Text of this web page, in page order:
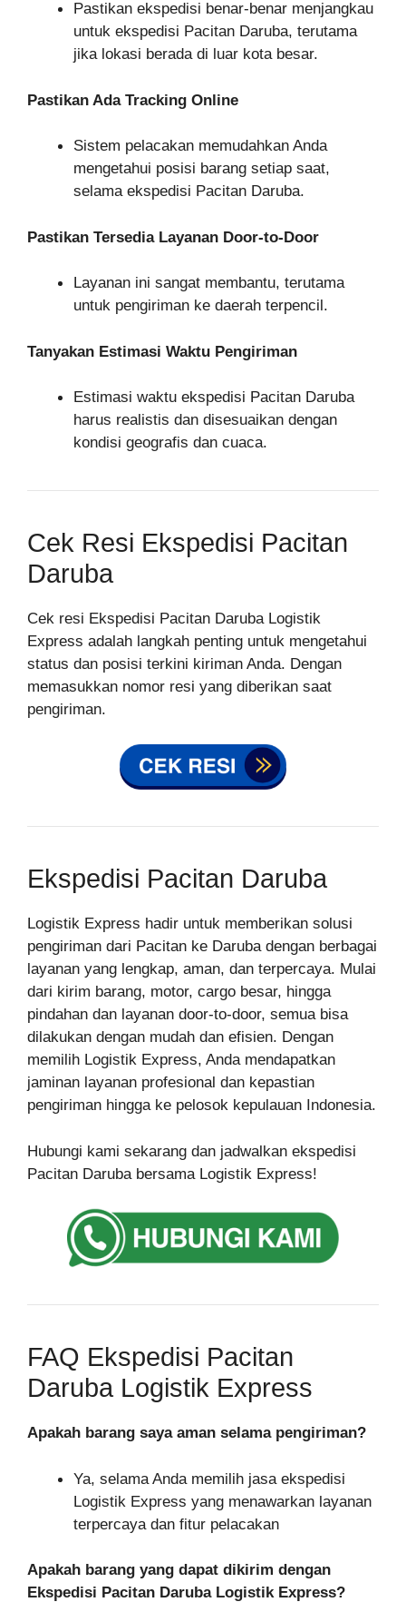
Pastikan ekspedisi benar-benar menjangkau
untuk ekspedisi Pacitan Daruba, terutama
jika lokasi berada di luar kota besar.
Pastikan Ada Tracking Online
Sistem pelacakan memudahkan Anda
mengetahui posisi barang setiap saat,
selama ekspedisi Pacitan Daruba.
Pastikan Tersedia Layanan Door-to-Door
Layanan ini sangat membantu, terutama
untuk pengiriman ke daerah terpencil.
Tanyakan Estimasi Waktu Pengiriman
Estimasi waktu ekspedisi Pacitan Daruba
harus realistis dan disesuaikan dengan
kondisi geografis dan cuaca.
Cek Resi Ekspedisi Pacitan
Daruba
Cek resi Ekspedisi Pacitan Daruba Logistik
Express adalah langkah penting untuk mengetahui
status dan posisi terkini kiriman Anda. Dengan
memasukkan nomor resi yang diberikan saat
pengiriman.
Ekspedisi Pacitan Daruba
Logistik Express hadir untuk memberikan solusi
pengiriman dari Pacitan ke Daruba dengan berbagai
layanan yang lengkap, aman, dan terpercaya. Mulai
dari kirim barang, motor, cargo besar, hingga
pindahan dan layanan door-to-door, semua bisa
dilakukan dengan mudah dan efisien. Dengan
memilih Logistik Express, Anda mendapatkan
jaminan layanan profesional dan kepastian
pengiriman hingga ke pelosok kepulauan Indonesia.
Hubungi kami sekarang dan jadwalkan ekspedisi
Pacitan Daruba bersama Logistik Express!
FAQ Ekspedisi Pacitan
Daruba Logistik Express
Apakah barang saya aman selama pengiriman?
Ya, selama Anda memilih jasa ekspedisi
Logistik Express yang menawarkan layanan
terpercaya dan fitur pelacakan
Apakah barang yang dapat dikirim dengan
Ekspedisi Pacitan Daruba Logistik Express?